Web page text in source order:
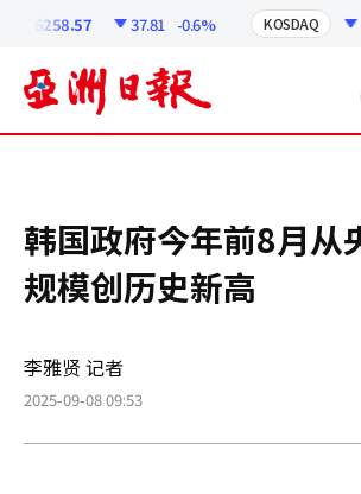
6258.57 37.81 -0.6% KOSDAQ
韩国政府今年前8月从
规模创历史新高
李雅贤 记者
2025-09-08 09:53